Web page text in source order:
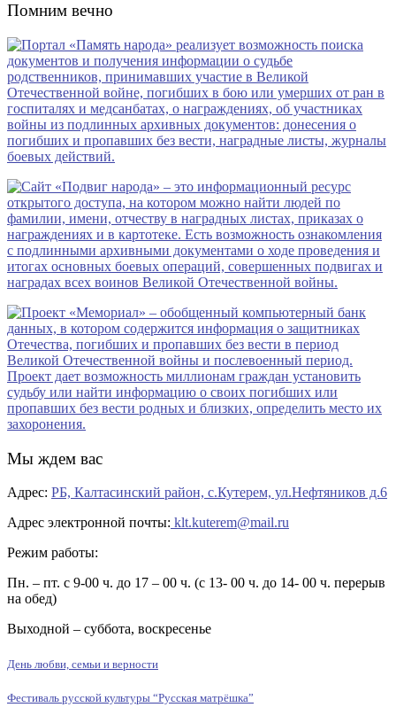
Помним вечно
Мы ждем вас
Адрес: РБ, Калтасинский район, с.Кутерем, ул.Нефтяников д.6
Адрес электронной почты: klt.kuterem@mail.ru
Режим работы:
Пн. – пт. с 9-00 ч. до 17 – 00 ч. (с 13- 00 ч. до 14- 00 ч. перерыв
на обед)
Выходной – суббота, воскресенье
День любви, семьи и верности
Фестиваль русской культуры “Русская матрёшка”